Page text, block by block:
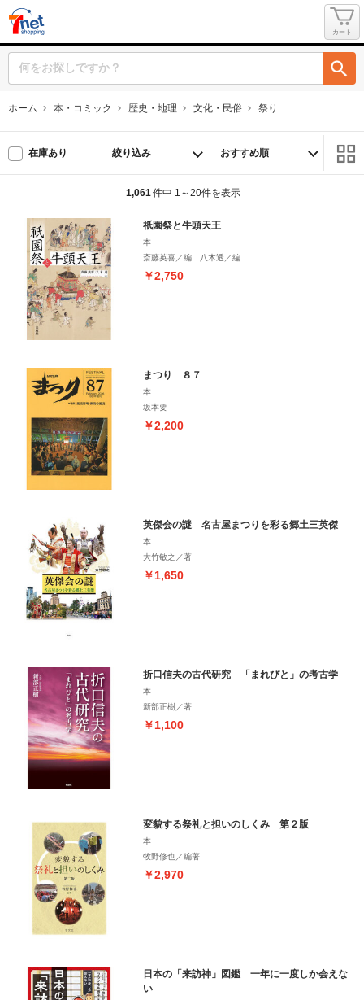
カート
ホーム 本・コミック 歴史・地理 文化・民俗 祭り
在庫あり 絞り込み
1,061件中 1～20件を表示
祇園祭と牛頭天王
本
斎藤英喜／編 八木透／編
￥2,750
まつり ８７
本
坂本要
￥2,200
英傑会の謎 名古屋まつりを彩る郷土三英傑
本
大竹敏之／著
￥1,650
折口信夫の古代研究 「まれびと」の考古学
本
新部正樹／著
￥1,100
変貌する祭礼と担いのしくみ 第２版
本
牧野修也／編著
￥2,970
日本の「来訪神」図鑑 一年に一度しか会えな
い